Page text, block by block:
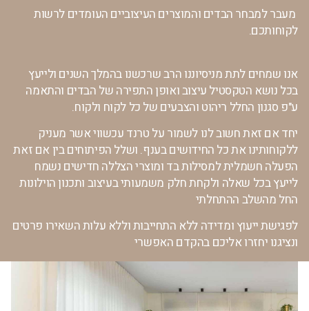
מעבר למבחר הבדים והמוצרים העיצוביים העומדים לרשות
לקוחותכם.
אנו שמחים לתת מניסיוננו הרבשרכשנו בהמלך השנים ולייעץ
בכל נושא הטקסטיל עיצוב ואופן התפירה של הבדים והתאמה
ע"פ סגנון החלל ריהוט והצבעים של כל לקוח ולקוח.
יחד אם זאת חשוב לנו לשמור על טרנד עכשווי אשר מעניק
ללקוחותינו את כל החידושים בענף. ושלל הפיתוחים בין אם זאת
הפעלה חשמלית למסילות בד ומוצרי הצללה חדישים נשמח
לייעץ בכל שאלה ולקחת חלק משמעותי בעיצוב ותכנון הוילונות
החל מהשלב ההתחלתי
לפגישת ייעוץ ומדידה ללא התחייבות וללא עלות השאירו פרטים
ונציגנו יחזרו אליכם בהקדם האפשרי